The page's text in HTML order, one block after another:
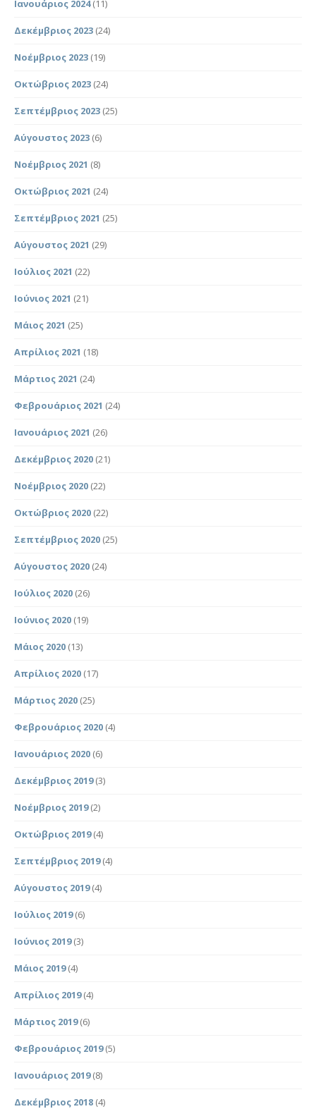
Ιανουάριος 2024(11)
Δεκέμβριος 2023 (24)
Νοέμβριος 2023 (19)
Οκτώβριος 2023 (24)
Σεπτέμβριος 2023 (25)
Αύγουστος 2023 (6)
Νοέμβριος 2021 (8)
Οκτώβριος 2021 (24)
Σεπτέμβριος 2021 (25)
Αύγουστος 2021 (29)
Ιούλιος 2021 (22)
Ιούνιος 2021 (21)
Μάιος 2021 (25)
Απρίλιος 2021 (18)
Μάρτιος 2021 (24)
Φεβρουάριος 2021 (24)
Ιανουάριος 2021 (26)
Δεκέμβριος 2020 (21)
Νοέμβριος 2020 (22)
Οκτώβριος 2020 (22)
Σεπτέμβριος 2020 (25)
Αύγουστος 2020 (24)
Ιούλιος 2020 (26)
Ιούνιος 2020 (19)
Μάιος 2020 (13)
Απρίλιος 2020 (17)
Μάρτιος 2020 (25)
Φεβρουάριος 2020 (4)
Ιανουάριος 2020 (6)
Δεκέμβριος 2019(3)
Νοέμβριος 2019(2)
Οκτώβριος 2019(4)
Σεπτέμβριος 2019(4)
Αύγουστος 2019(4)
Ιούλιος 2019(6)
Ιούνιος 2019(3)
Μάιος 2019(4)
Απρίλιος 2019(4)
Μάρτιος 2019(6)
Φεβρουάριος 2019(5)
Ιανουάριος 2019(8)
Δεκέμβριος 2018 (4)